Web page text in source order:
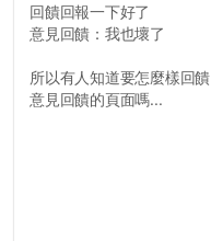
回饋回報一下好了
意見回饋：我也壞了
所以有人知道要怎麼樣回饋
意見回饋的頁面嗎...